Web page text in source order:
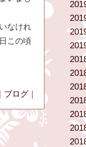
なけれ
この頃
ブログ